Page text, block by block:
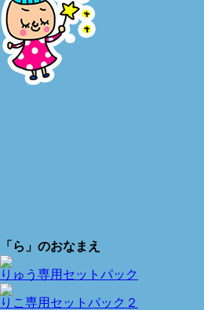
「ら」のおなまえ
りゅう専用セットパック
りこ専用セットパック２